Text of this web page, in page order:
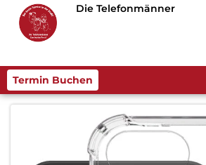
Die Telefonmänner
Termin Buchen